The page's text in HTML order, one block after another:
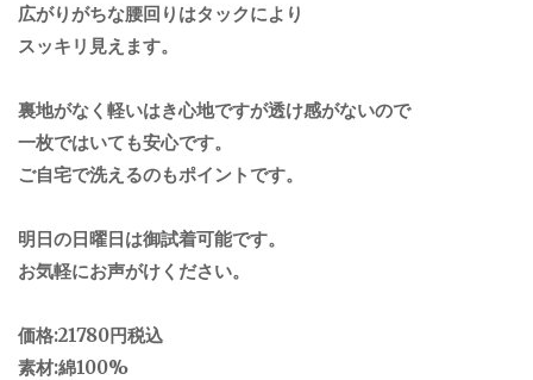
広がりがちな腰回りはタックにより
スッキリ見えます。
裏地がなく軽いはき心地ですが透け感がないので
一枚ではいても安心です。
ご自宅で洗えるのもポイントです。
明日の日曜日は御試着可能です。
お気軽にお声がけください。
価格:21780円税込
素材:綿100%